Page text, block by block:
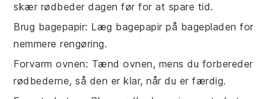
skær rødbeder dagen før for at spare tid.
Brug bagepapir: Læg bagepapir på bagepladen for
nemmere rengøring.
Forvarm ovnen: Tænd ovnen, mens du forbereder
rødbederne, så den er klar, når du er færdig.